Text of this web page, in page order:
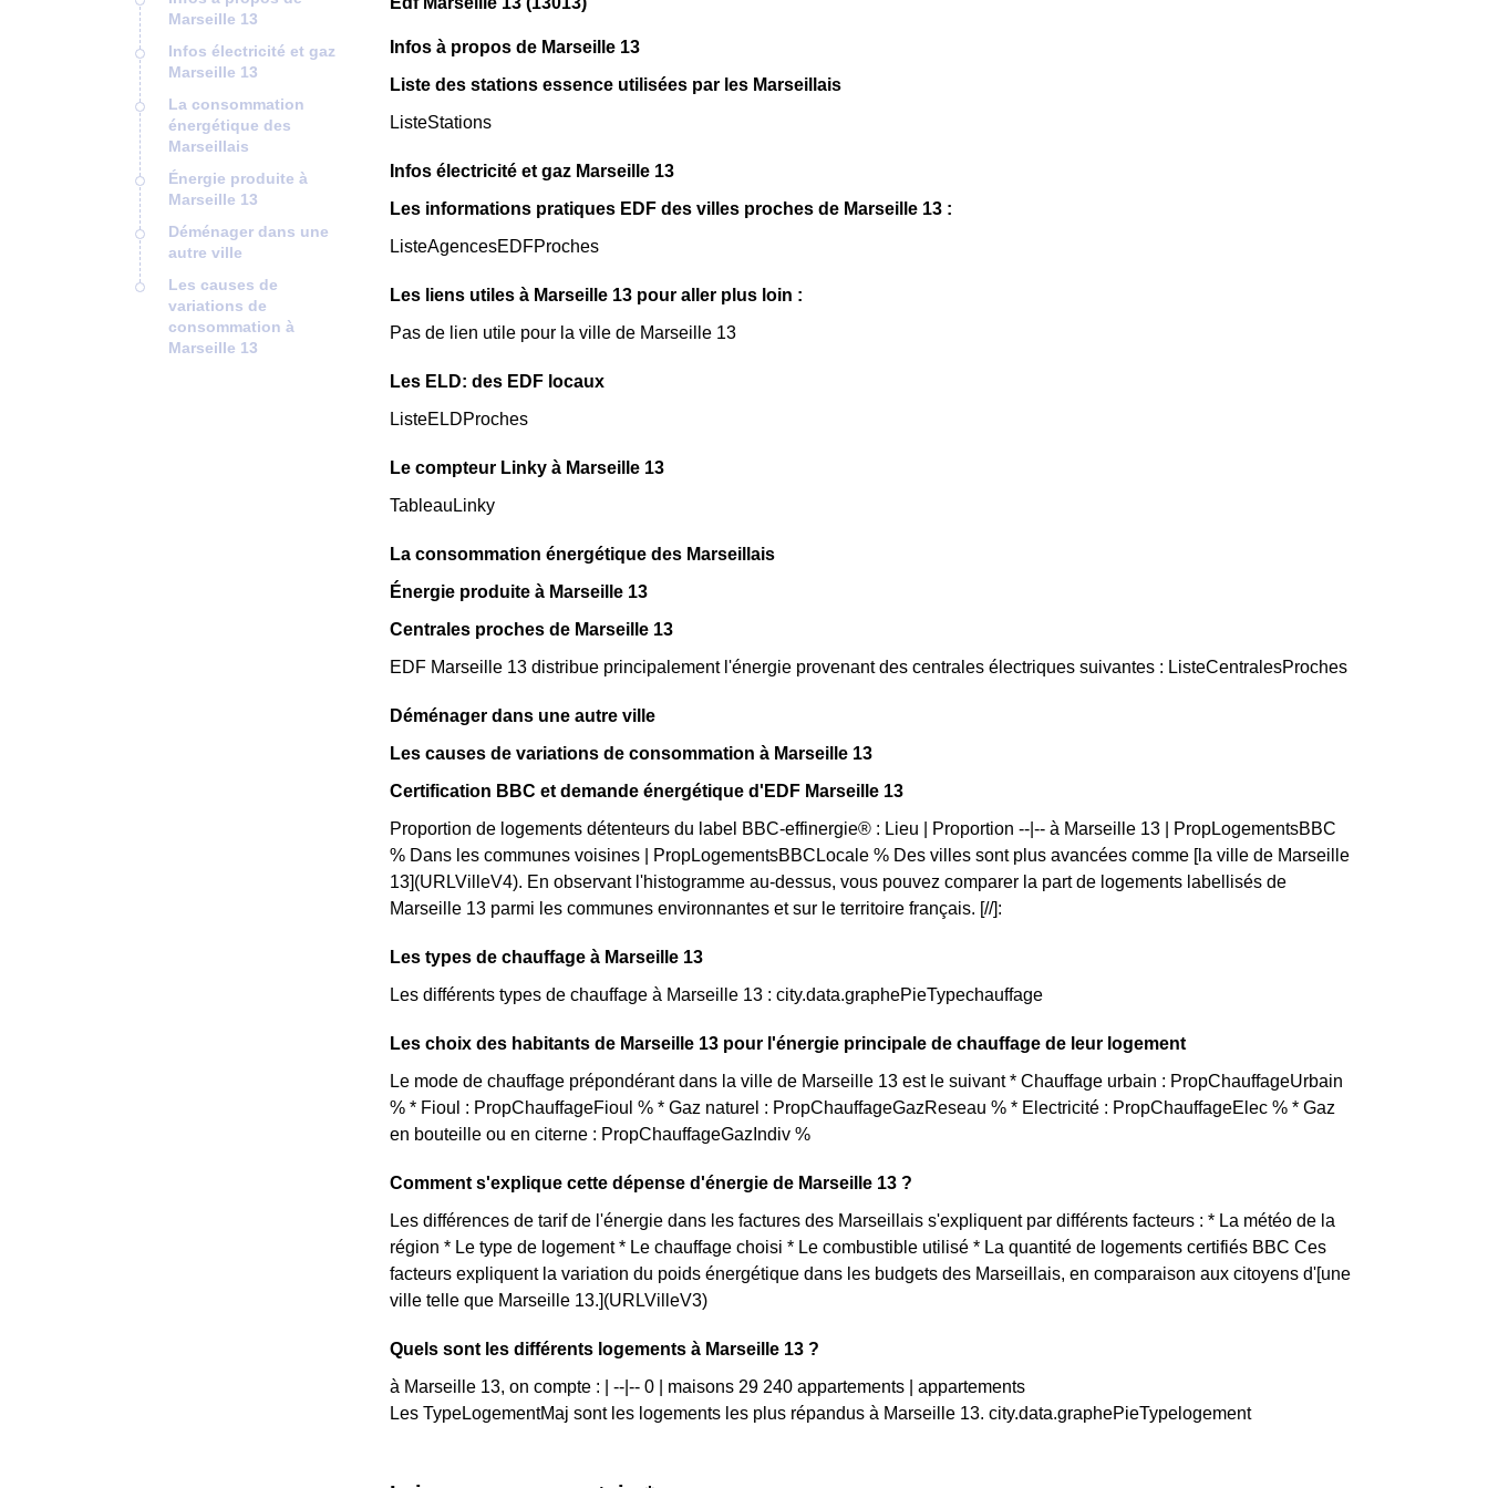
Marseille 13
Infos électricité et gaz
Marseille 13
La consommation
énergétique des
Marseillais
Énergie produite à
Marseille 13
Déménager dans une
autre ville
Les causes de
variations de
consommation à
Marseille 13
Infos à propos de Marseille 13
Liste des stations essence utilisées par les Marseillais
ListeStations
Infos électricité et gaz Marseille 13
Les informations pratiques EDF des villes proches de Marseille 13 :
ListeAgencesEDFProches
Les liens utiles à Marseille 13 pour aller plus loin :
Pas de lien utile pour la ville de Marseille 13
Les ELD: des EDF locaux
ListeELDProches
Le compteur Linky à Marseille 13
TableauLinky
La consommation énergétique des Marseillais
Énergie produite à Marseille 13
Centrales proches de Marseille 13
EDF Marseille 13 distribue principalement l'énergie provenant des centrales électriques suivantes : ListeCentralesProches
Déménager dans une autre ville
Les causes de variations de consommation à Marseille 13
Certification BBC et demande énergétique d'EDF Marseille 13
Proportion de logements détenteurs du label BBC-effinergie® : Lieu | Proportion --|-- à Marseille 13 | PropLogementsBBC
% Dans les communes voisines | PropLogementsBBCLocale % Des villes sont plus avancées comme [la ville de Marseille
13](URLVilleV4). En observant l'histogramme au-dessus, vous pouvez comparer la part de logements labellisés de
Marseille 13 parmi les communes environnantes et sur le territoire français. [//]:
Les types de chauffage à Marseille 13
Les différents types de chauffage à Marseille 13 : city.data.graphePieTypechauffage
Les choix des habitants de Marseille 13 pour l'énergie principale de chauffage de leur logement
Le mode de chauffage prépondérant dans la ville de Marseille 13 est le suivant * Chauffage urbain : PropChauffageUrbain
% * Fioul : PropChauffageFioul % * Gaz naturel : PropChauffageGazReseau % * Electricité : PropChauffageElec % * Gaz
en bouteille ou en citerne : PropChauffageGazIndiv %
Comment s'explique cette dépense d'énergie de Marseille 13 ?
Les différences de tarif de l'énergie dans les factures des Marseillais s'expliquent par différents facteurs : * La météo de la
région * Le type de logement * Le chauffage choisi * Le combustible utilisé * La quantité de logements certifiés BBC Ces
facteurs expliquent la variation du poids énergétique dans les budgets des Marseillais, en comparaison aux citoyens d'[une
ville telle que Marseille 13.](URLVilleV3)
Quels sont les différents logements à Marseille 13 ?
à Marseille 13, on compte : | --|-- 0 | maisons 29 240 appartements | appartements
Les TypeLogementMaj sont les logements les plus répandus à Marseille 13. city.data.graphePieTypelogement